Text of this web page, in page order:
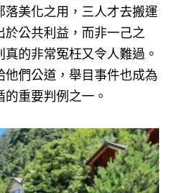
落美化之用，三人才去搬運
於公共利益，而非一己之
的非常冤枉又令人難過。
們公道，舉目事件也成為
重要判例之一。